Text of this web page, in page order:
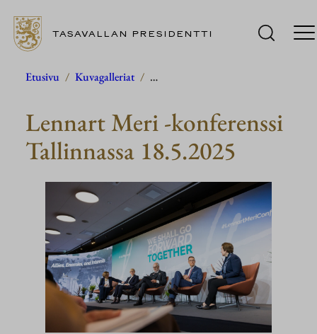
Siirry
TASAVALLAN PRESIDENTTI
Etusivu / Kuvagalleriat / …
Lennart Meri -konferenssi
Tallinnassa 18.5.2025